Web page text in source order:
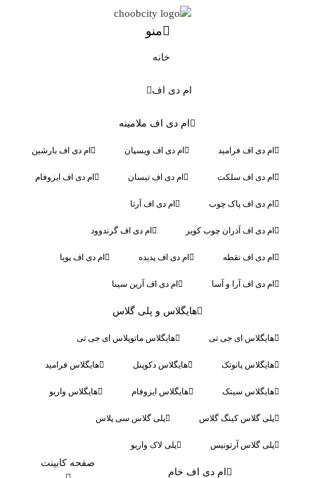
ام دی اف ملامینه
دی اف فرامید ام دی اف ویسپان ام دی اف بارشین
دی اف سلکت ام دی اف تیسان ام دی اف ایزوفام
دی اف پاک چوب ام دی اف آرتا
دی اف آذران چوب کویر ام دی اف گرندوود
دی اف نقطه ام دی اف پدیده ام دی اف پویا
دی اف آرا و آسا ام دی اف آرین سینا
هایگلاس و پلی گلاس
ای جی تی هایگلاس ماتوپلاس ای جی تی
پانوتک هایگلاس دکوپنل هایگلاس فرامید
سیتک هایگلاس ایزوفام هایگلاس واریو
گلاس کینگ گلاس پلی گلاس سی پلاس
گلاس آرتونیس پلی لاک واریو
ام دی اف خام
صفحه کابینت